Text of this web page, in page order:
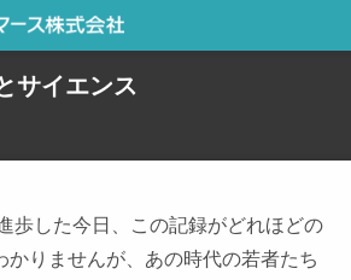
サイエンス
した今日、この記録がどれほどの
かりませんが、あの時代の若者たち